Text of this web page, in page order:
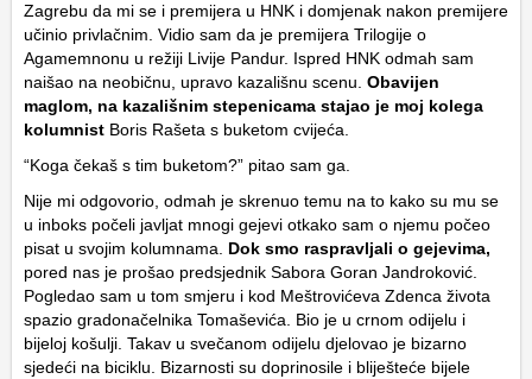
Zagrebu da mi se i premijera u HNK i domjenak nakon premijere
učinio privlačnim. Vidio sam da je premijera Trilogije o
Agamemnonu u režiji Livije Pandur. Ispred HNK odmah sam
naišao na neobičnu, upravo kazališnu scenu. Obavijen
maglom, na kazališnim stepenicama stajao je moj kolega
kolumnist Boris Rašeta s buketom cvijeća.
“Koga čekaš s tim buketom?” pitao sam ga.
Nije mi odgovorio, odmah je skrenuo temu na to kako su mu se
u inboks počeli javljat mnogi gejevi otkako sam o njemu počeo
pisat u svojim kolumnama. Dok smo raspravljali o gejevima,
pored nas je prošao predsjednik Sabora Goran Jandroković.
Pogledao sam u tom smjeru i kod Meštrovićeva Zdenca života
spazio gradonačelnika Tomaševića. Bio je u crnom odijelu i
bijeloj košulji. Takav u svečanom odijelu djelovao je bizarno
sjedeći na biciklu. Bizarnosti su doprinosile i bliješteće bijele